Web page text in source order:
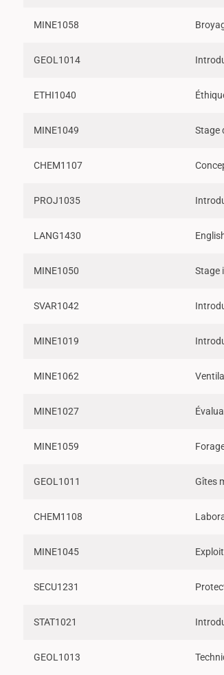
MINE1058
GEOL1014
ETHI1040
MINE1049 Stage
CHEM1107
PROJ1035
LANG1430
MINE1050 Stage
SVAR1042
MINE1019
MINE1062
MINE1027
MINE1059
GEOL1011 Gîtes
CHEM1108
MINE1045
SECU1231
STAT1021
GEOL1013